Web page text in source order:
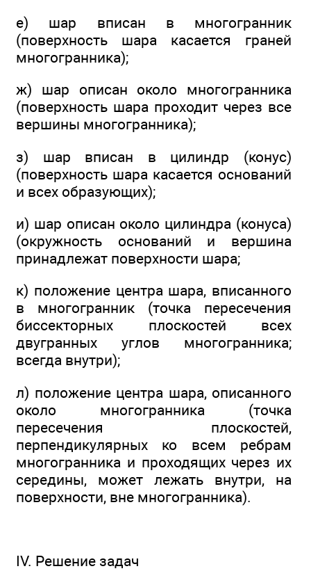
е) шар вписан в многогранник
(поверхность шара касается граней
многогранника);
ж) шар описан около многогранника
(поверхность шара проходит через все
вершины многогранника);
з) шар вписан в цилиндр (конус)
(поверхность шара касается оснований
и всех образующих);
и) шар описан около цилиндра (конуса)
(окружность оснований и вершина
принадлежат поверхности шара;
к) положение центра шара, вписанного
в многогранник (точка пересечения
биссекторных плоскостей всех
двугранных углов многогранника;
всегда внутри);
л) положение центра шара, описанного
около многогранника (точка
пересечения плоскостей,
перпендикулярных ко всем ребрам
многогранника и проходящих через их
середины, может лежать внутри, на
поверхности, вне многогранника).
IV. Решение задач